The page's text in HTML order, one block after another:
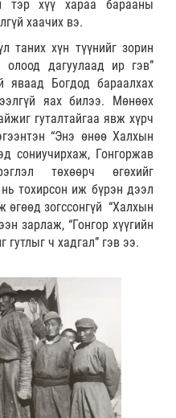
тэр хүү хараа барааны
хаачих вэ.
таних хүн түүнийг зорин
дагуулаад ир гэв”
яваад Богдод бараалхах
яах билээ. Мөнөөх
гуталтайгаа явж хүрч
“Энэ өнөө Халхын
сониучирхаж, Гонгоржав
төхөөрч өгөхийг
тохирсон иж бүрэн дээл
өгөөд зогссонгүй “Халхын
зарлаж, “Гонгор хүүгийн
ч хадгал” гэв ээ.